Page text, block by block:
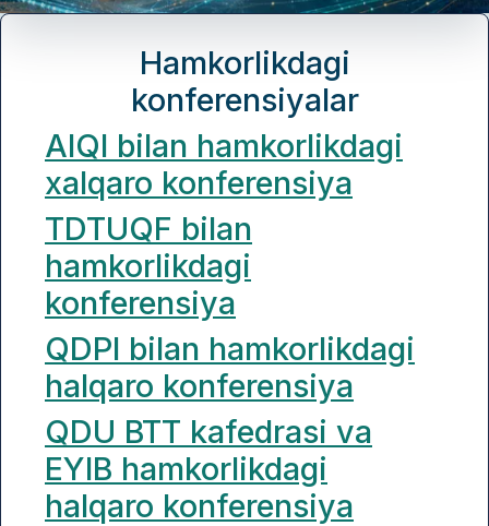
Hamkorlikdagi
konferensiyalar
AIQI bilan hamkorlikdagi
xalqaro konferensiya
TDTUQF bilan
hamkorlikdagi
konferensiya
QDPI bilan hamkorlikdagi
halqaro konferensiya
QDU BTT kafedrasi va
EYIB hamkorlikdagi
halqaro konferensiya